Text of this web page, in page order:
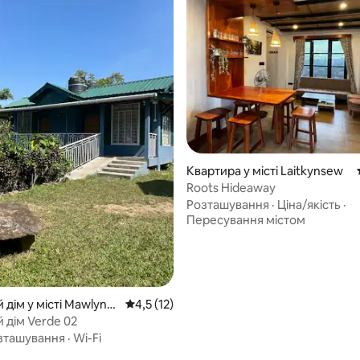
5, відгуки: 7
дім у місті Mawlynn
Середня оцінка: 4,5 з 5, відгуки: 12
4,5 (12)
дім Verde 02
· Wi-Fi
Квартира у місті Laitkynsew
Roots Hideaway
Розташування · Ціна/якість ·
Пересування містом